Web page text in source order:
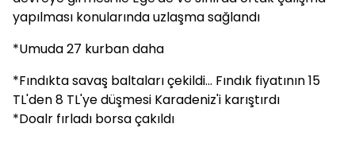
yapılması konularında uzlaşma sağlandı
*Umuda 27 kurban daha
*Fındıkta savaş baltaları çekildi... Fındık fiyatının 15
TL'den 8 TL'ye düşmesi Karadeniz'i karıştırdı
*Doalr fırladı borsa çakıldı